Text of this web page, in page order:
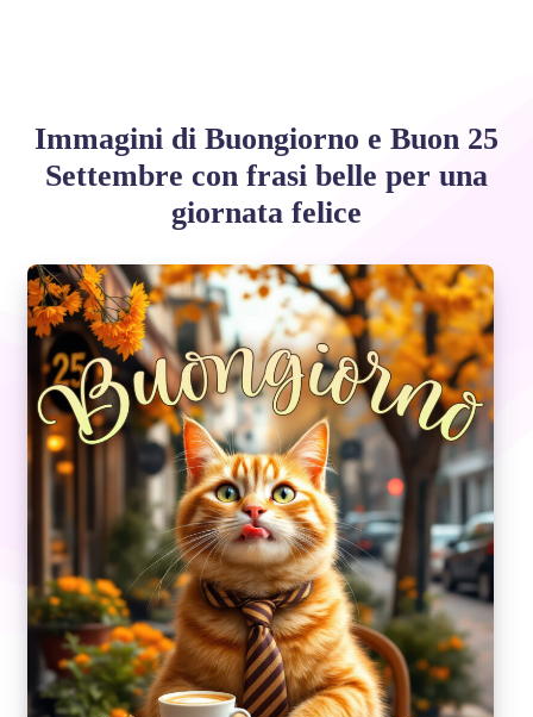
Immagini di Buongiorno e Buon 25
Settembre con frasi belle per una
giornata felice